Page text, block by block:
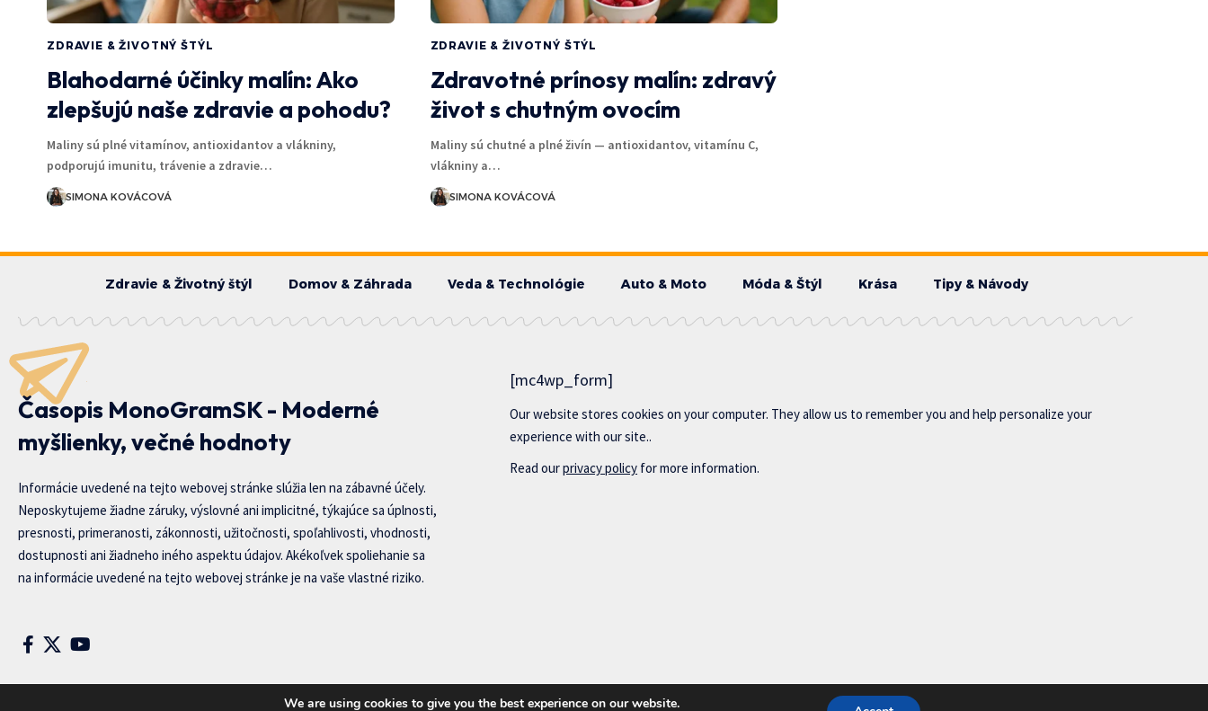
ZDRAVIE & ŽIVOTNÝ ŠTÝL
Blahodarné účinky malín: Ako
zlepšujú naše zdravie a pohodu?
Maliny sú plné vitamínov, antioxidantov a vlákniny,
podporujú imunitu, trávenie a zdravie…
SIMONA KOVÁCOVÁ
ZDRAVIE & ŽIVOTNÝ ŠTÝL
Zdravotné prínosy malín: zdravý
život s chutným ovocím
Maliny sú chutné a plné živín — antioxidantov, vitamínu C,
vlákniny a…
SIMONA KOVÁCOVÁ
Zdravie & Životný štýl Domov & Záhrada Veda & Technológie Auto & Moto Móda & Štýl Krása Tipy & Návody
Časopis MonoGramSK - Moderné
myšlienky, večné hodnoty
Informácie uvedené na tejto webovej stránke slúžia len na zábavné účely.
Neposkytujeme žiadne záruky, výslovné ani implicitné, týkajúce sa úplnosti,
presnosti, primeranosti, zákonnosti, užitočnosti, spoľahlivosti, vhodnosti,
dostupnosti ani žiadneho iného aspektu údajov. Akékoľvek spoliehanie sa
na informácie uvedené na tejto webovej stránke je na vaše vlastné riziko.
[mc4wp_form]
Our website stores cookies on your computer. They allow us to remember you and help personalize your
experience with our site..
Read ourprivacy policy for more information.
We are using cookies to give you the best experience on our website.